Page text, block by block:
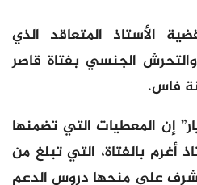
الأستاذ المتعاقد الذي
الجنسي بفتاة قاصر
فاس.
إن المعطيات التي تضمنها
أغرم بالفتاة، التي تبلغ من
كان يشرف على منحها دروس الدعم